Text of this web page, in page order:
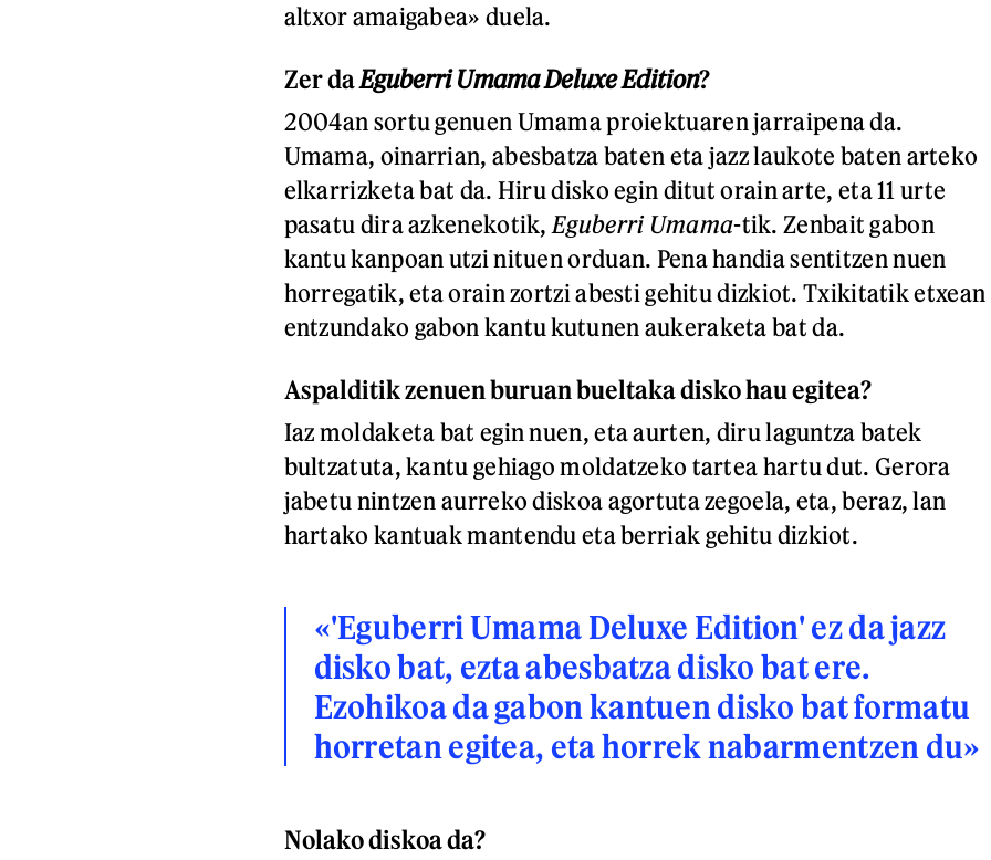
altxor amaigabea» duela.
Zer daEguberri Umama Deluxe Edition?
2004an sortu genuen Umama proiektuaren jarraipena da.
Umama, oinarrian, abesbatza baten eta jazz laukote baten arteko
elkarrizketa bat da. Hiru disko egin ditut orain arte, eta 11 urte
pasatu dira azkenekotik, Eguberri Umama-tik. Zenbait gabon
kantu kanpoan utzi nituen orduan. Pena handia sentitzen nuen
horregatik, eta orain zortzi abesti gehitu dizkiot. Txikitatik etxean
entzundako gabon kantu kutunen aukeraketa bat da.
Aspalditik zenuen buruan bueltaka disko hau egitea?
Iaz moldaketa bat egin nuen, eta aurten, diru laguntza batek
bultzatuta, kantu gehiago moldatzeko tartea hartu dut. Gerora
jabetu nintzen aurreko diskoa agortuta zegoela, eta, beraz, lan
hartako kantuak mantendu eta berriak gehitu dizkiot.
«'Eguberri Umama Deluxe Edition' ez da jazz
disko bat, ezta abesbatza disko bat ere.
Ezohikoa da gabon kantuen disko bat formatu
horretan egitea, eta horrek nabarmentzen du»
Nolako diskoa da?